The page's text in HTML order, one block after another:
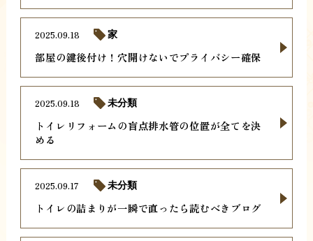
部屋の鍵後付け！穴開けないでプライバシー確保
2025.09.18 家
トイレリフォームの盲点排水管の位置が全てを決
める
2025.09.18 未分類
トイレの詰まりが一瞬で直ったら読むべきブログ
2025.09.17 未分類